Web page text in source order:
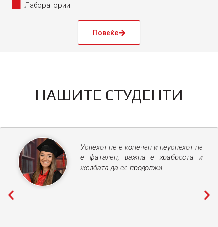
Лаборатории
Повеќе
НАШИТЕ СТУДЕНТИ
Успехот не е конечен и неуспехот не
е фатален, важна е храброста и
желбата да се продолжи....